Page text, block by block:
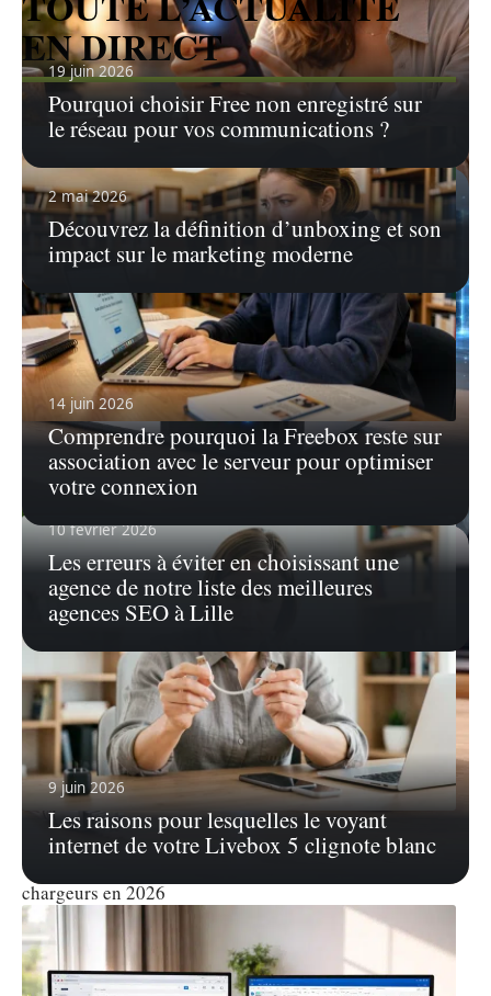
2 mai 2026
Découvrez la définition d’unboxing et son
impact sur le marketing moderne
10 février 2026
Les erreurs à éviter en choisissant une
agence de notre liste des meilleures
agences SEO à Lille
19 juin 2026
Pourquoi choisir Free non enregistré sur
le réseau pour vos communications ?
14 juin 2026
Comprendre pourquoi la Freebox reste sur
association avec le serveur pour optimiser
votre connexion
9 juin 2026
Les raisons pour lesquelles le voyant
internet de votre Livebox 5 clignote blanc
EN DIRECT
5 août 2026
Comment récupérer son compte Intranet Lyon 3 après
un blocage ?
3 août 2026
USB type C vs A : le guide d’achat malin des câbles et
chargeurs en 2026